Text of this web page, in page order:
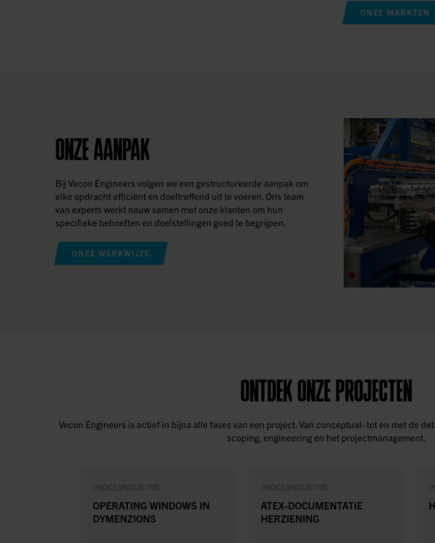
ONZE MARKTEN
ONZE AANPAK
Bij Vecon Engineers volgen we een gestructureerde aanpak om
elke opdracht efficiënt en doeltreffend uit te voeren. Ons team
van experts werkt nauw samen met onze klanten om hun
specifieke behoeften en doelstellingen goed te begrijpen.
ONZE WERKWIJZE
ONTDEK ONZE PROJECTEN
Vecon Engineers is actief in bijna alle fases van een project. Van conceptual- tot en met de
scoping, engineering en het projectmanagement.
PROCESINDUSTRIE
OPERATING WINDOWS IN
DYMENZIONS
PROCESINDUSTRIE
ATEX-DOCUMENTATIE
HERZIENING